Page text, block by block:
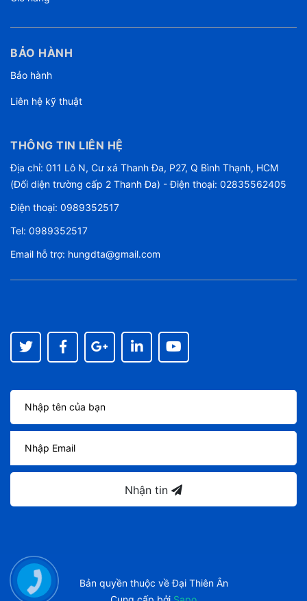
BẢO HÀNH
Bảo hành
Liên hệ kỹ thuật
THÔNG TIN LIÊN HỆ
Địa chỉ: 011 Lô N, Cư xá Thanh Đa, P27, Q Bình Thạnh, HCM
(Đối diện trường cấp 2 Thanh Đa) - Điện thoại: 02835562405
Điện thoại: 0989352517
Tel: 0989352517
Email hỗ trợ: hungdta@gmail.com
Nhận tin
Bản quyền thuộc vềĐại Thiên Ân